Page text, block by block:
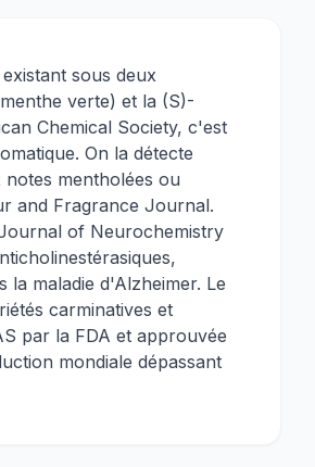
sous deux
verte) et la (S)-
Chemical Society, c'est
On la détecte
mentholées ou
and Fragrance Journal.
of Neurochemistry
la maladie d'Alzheimer. Le
carminatives et
par la FDA et approuvée
mondiale dépassant